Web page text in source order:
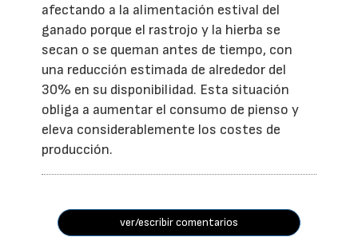
afectando a la alimentación estival del
ganado porque el rastrojo y la hierba se
secan o se queman antes de tiempo, con
una reducción estimada de alrededor del
30% en su disponibilidad. Esta situación
obliga a aumentar el consumo de pienso y
eleva considerablemente los costes de
producción.
ver/escribir comentarios